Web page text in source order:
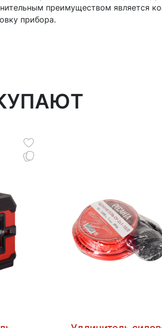
преимуществом является
прибора.